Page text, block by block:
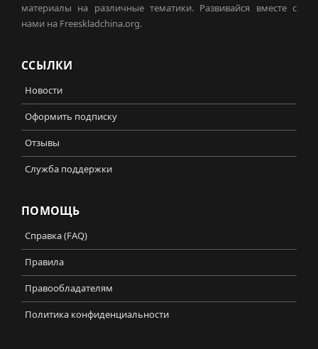
материалы на различные тематики. Развивайся вместе с
нами на Freeskladchina.org.
ССЫЛКИ
Новости
Оформить подписку
Отзывы
Служба поддержки
ПОМОЩЬ
Справка (FAQ)
Правила
Правообладателям
Политика конфиденциальности